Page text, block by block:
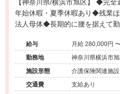
【神奈川県/横浜市旭区】 ◆完全週休2日制（土日祝）◆年末
年始休暇・夏季休暇あり◆残業
法人母体◆長期的に腰を据えて
給与
勤務地
神奈川県横浜市
施設形態
介護保険関連施設
交通費
支給あり